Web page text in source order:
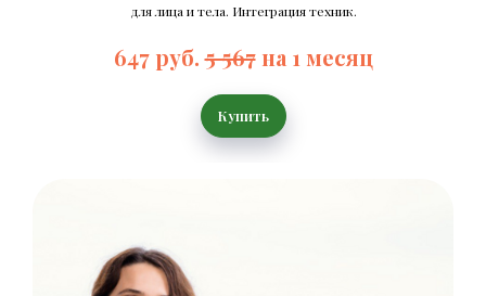
для лица и тела. Интеграция техник.
647 руб.5 567на 1 месяц
Купить